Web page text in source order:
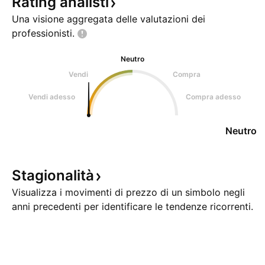
Una visione aggregata delle valutazioni dei
professionisti.
Neutro
Vendi
Compra
Vendi adesso Compra adesso
Neutro
Stagionalità
Visualizza i movimenti di prezzo di un simbolo negli
anni precedenti per identificare le tendenze ricorrenti.